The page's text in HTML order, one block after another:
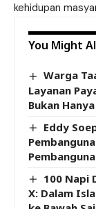
kehidupan
You Might
Warga
Layanan
Bukan
Eddy
100 Napi
X: Dalam